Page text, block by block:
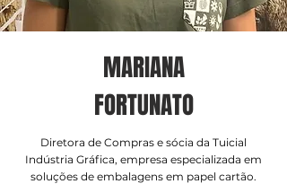
MARIANA
FORTUNATO
Diretora de Compras e sócia da Tuicial
Indústria Gráfica, empresa especializada em
soluções de embalagens em papel cartão.